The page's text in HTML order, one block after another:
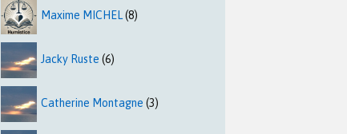
Maxime MICHEL(8)
Jacky Ruste (6)
Catherine Montagne (3)